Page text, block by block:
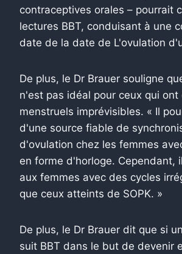
contraceptives orales – pourrait
lectures BBT, conduisant à une
date de la date de L'ovulation
De plus, le Dr Brauer souligne
n'est pas idéal pour ceux qui ont
menstruels imprévisibles. « Il
d'une source fiable de
d'ovulation chez les femmes
en forme d'horloge. Cependant,
aux femmes avec des cycles
que ceux atteints de SOPK. »
De plus, le Dr Brauer dit que si
suit BBT dans le but de devenir